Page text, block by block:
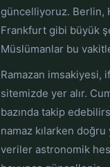
güncelliyoruz. Berlin,
Frankfurt gibi büyük
Müslümanlar bu
Ramazan imsakiyesi,
sitemizde yer alır.
bazında takip
namaz kılarken doğru
veriler astronomik